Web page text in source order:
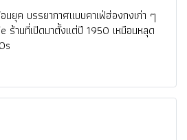
นยุค บรรยากาศแบบคาเฟ่ฮ่องกงเก่า ๆ
ร้านที่เปิดมาตั้งแต่ปี 1950 เหมือนหลุด